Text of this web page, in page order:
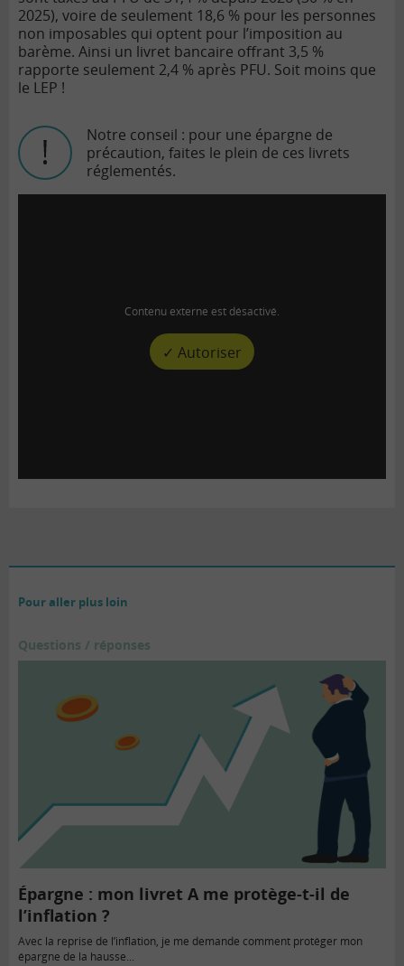
2025), voire de seulement 18,6 % pour les personnes
non imposables qui optent pour l’imposition au
barème. Ainsi un livret bancaire offrant 3,5 %
rapporte seulement 2,4 % après PFU. Soit moins que
le LEP !
Notre conseil : pour une épargne de
précaution, faites le plein de ces livrets
réglementés.
Contenu externe est désactivé.
✓ Autoriser
Pour aller plus loin
Questions / réponses
Épargne : mon livret A me protège-t-il de
l’inflation ?
Avec la reprise de l’inflation, je me demande comment protéger mon
épargne de la hausse...